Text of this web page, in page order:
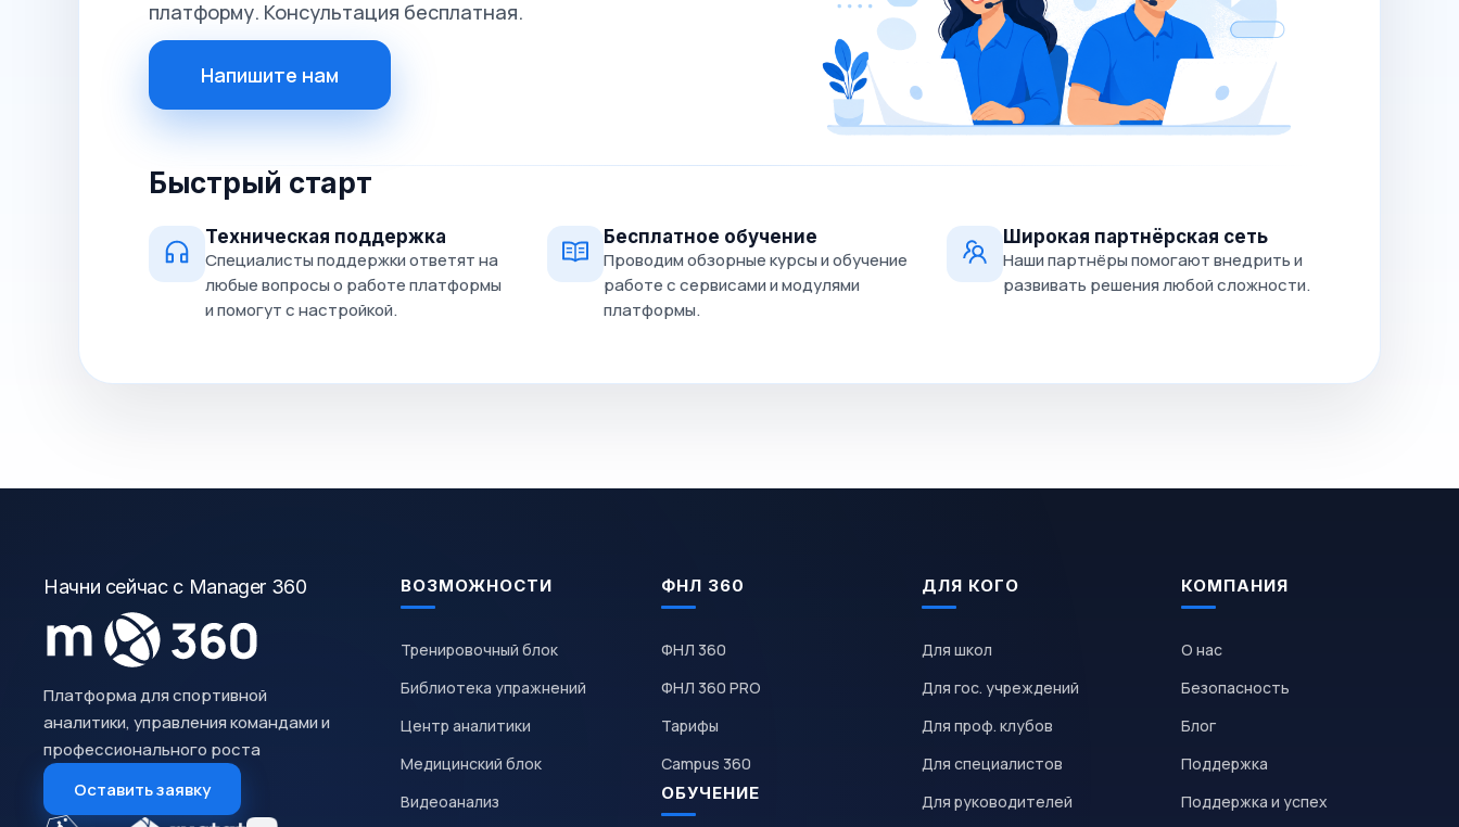
платформу. Консультация бесплатная.
Напишите нам
Быстрый старт
Техническая поддержка
Специалисты поддержки ответят на
любые вопросы о работе платформы
и помогут с настройкой.
Бесплатное обучение
Проводим обзорные курсы и обучение
работе с сервисами и модулями
платформы.
Широкая партнёрская сеть
Наши партнёры помогают внедрить и
развивать решения любой сложности.
Начни сейчас с Manager 360
Платформа для спортивной
аналитики, управления командами и
профессионального роста
Оставить заявку
ВОЗМОЖНОСТИ
Тренировочный блок
Библиотека упражнений
Центр аналитики
Медицинский блок
Видеоанализ
ФНЛ 360
ФНЛ 360
ФНЛ 360 PRO
Тарифы
Campus 360
ОБУЧЕНИЕ
ДЛЯ КОГО
Для школ
Для гос. учреждений
Для проф. клубов
Для специалистов
Для руководителей
КОМПАНИЯ
О нас
Безопасность
Блог
Поддержка
Поддержка и успех